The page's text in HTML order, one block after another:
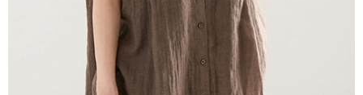
１．透過由恩沛科技股份有限公司提供之「AFTEE先享後付」服務完成之交
易，需依本服務之必要範圍內提供個人資料，並將交易相關給付款項請求債
權轉讓予恩沛科技股份有限公司。
２．關於個人資料處理事宜，請瀏覽以下網址：
https://aftee.tw/terms/#terms3
每筆NT$60，滿NT$888(含以上)免運費
每筆NT$60，滿NT$888(含以上)免運費